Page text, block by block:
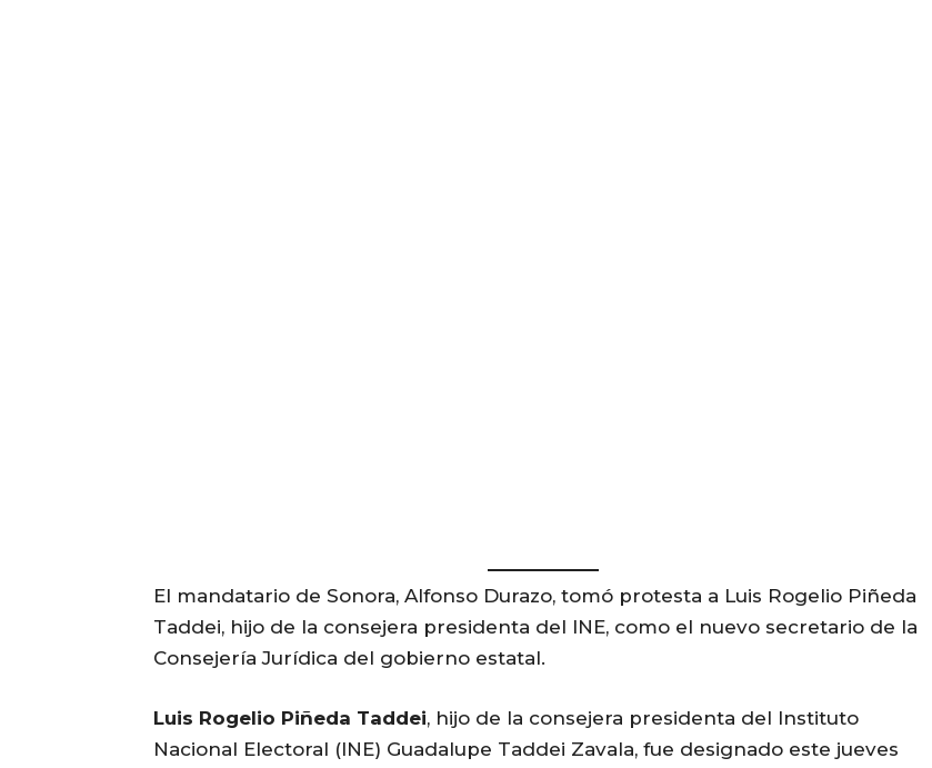
El mandatario de Sonora, Alfonso Durazo, tomó protesta a Luis Rogelio Piñeda
Taddei, hijo de la consejera presidenta del INE, como el nuevo secretario de la
Consejería Jurídica del gobierno estatal.
Luis Rogelio Piñeda Taddei, hijo de la consejera presidenta del Instituto
Nacional Electoral (INE) Guadalupe Taddei Zavala, fue designado este jueves